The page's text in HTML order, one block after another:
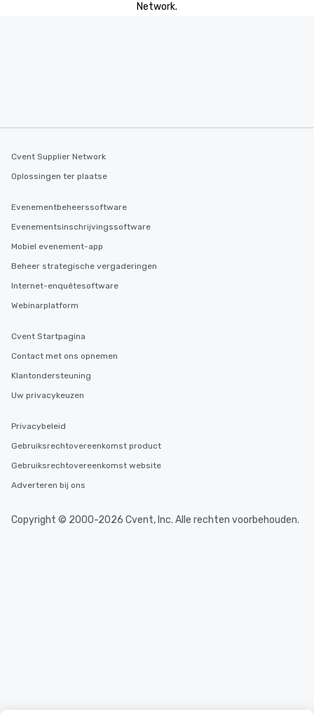
Network.
Cvent Supplier Network
Oplossingen ter plaatse
Evenementbeheerssoftware
Evenementsinschrijvingssoftware
Mobiel evenement-app
Beheer strategische vergaderingen
Internet-enquêtesoftware
Webinarplatform
Cvent Startpagina
Contact met ons opnemen
Klantondersteuning
Uw privacykeuzen
Privacybeleid
Gebruiksrechtovereenkomst product
Gebruiksrechtovereenkomst website
Adverteren bij ons
Copyright © 2000-2026 Cvent, Inc. Alle rechten voorbehouden.